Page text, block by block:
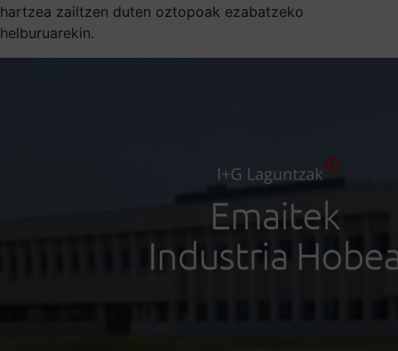
hartzea zailtzen duten oztopoak ezabatzeko
helburuarekin.